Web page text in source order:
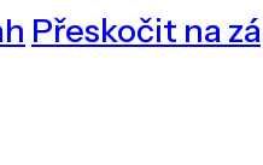
Přeskočit na